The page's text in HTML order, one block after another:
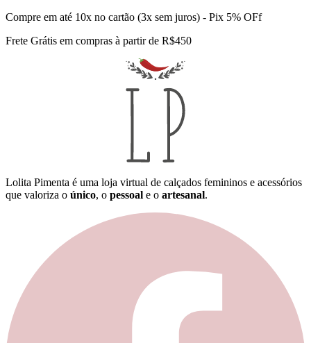
Compre em até 10x no cartão (3x sem juros) - Pix 5% OFf
Frete Grátis em compras à partir de R$450
Lolita Pimenta é uma loja virtual de calçados femininos e acessórios
que valoriza o único, o pessoal e o artesanal.